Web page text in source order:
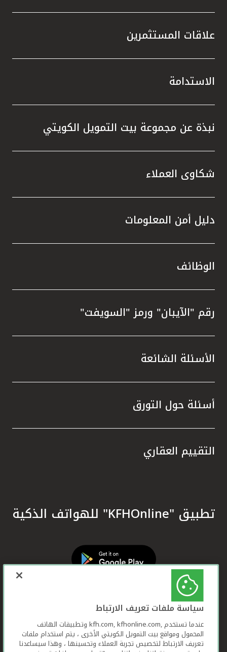
علاقات المستثمرين
الاستدامة
نبذة عن مجموعة بيت التمويل الكويتي
شكاوى العملاء
دليل أمن المعلومات
الوظائف
رقم "الآيبان" ورمز "السويفت"
الأسئلة الشائعة
أسئلة حول التورق
التقييم العقاري
تطبيق "KFHOnline" للهواتف الذكية
سياسة ملفات تعريف الارتباط
عندما تستخدم ,kfh.com, kfhonline.com وتطبيقات الهاتف
المحمول ومواقع بيت التمويل الكويتي الأخرى ، يتم استخدام ملفات
تعريف الارتباط لتخصيص تجربة العملاء وتحسينها ، وهذا سيساعدنا